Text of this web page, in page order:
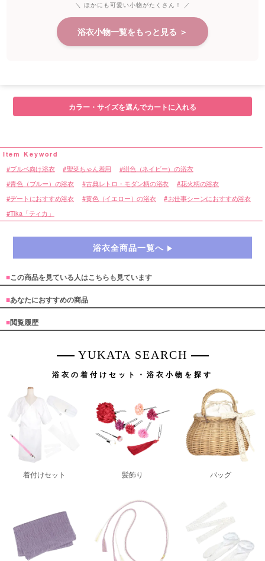
＼ ほかにも可愛い小物がたくさん！ ／
浴衣小物一覧をもっと見る ＞
カラー・サイズを選んでカートに入れる
ブルベ向け浴衣 聖菜ちゃん着用 紺色（ネイビー）の浴衣
青色（ブルー）の浴衣 古典レトロ・モダン柄の浴衣 花火柄の浴衣
デートにおすすめ浴衣 黄色（イエロー）の浴衣 お仕事シーンにおすすめ浴衣
Tika「ティカ」
浴衣全商品一覧へ
■この商品を見ている人はこちらも見ています
■あなたにおすすめの商品
■閲覧履歴
YUKATA SEARCH
浴衣の着付けセット・浴衣小物を探す
着付けセット 髪飾り バッグ